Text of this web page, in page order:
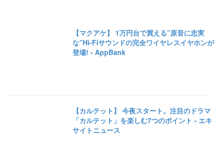
【マクアケ】 1万円台で買える”原音に忠実
な”Hi-Fiサウンドの完全ワイヤレスイヤホンが
登場! - AppBank
【カルテット】 今夜スタート。注目のドラマ
「カルテット」を楽しむ7つのポイント - エキ
サイトニュース